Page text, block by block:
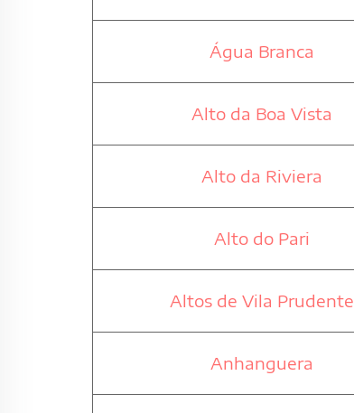
Água Branca
Alto da Boa Vista
Alto da Riviera
Alto do Pari
Altos de Vila Prudente
Anhanguera